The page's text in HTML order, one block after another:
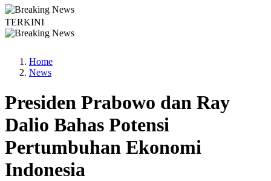
TERKINI
Home
News
Presiden Prabowo dan Ray
Dalio Bahas Potensi
Pertumbuhan Ekonomi
Indonesia